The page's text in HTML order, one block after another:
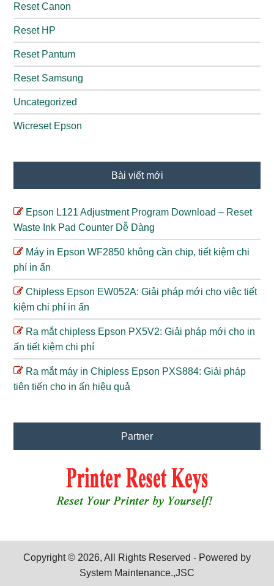
Reset Canon
Reset HP
Reset Pantum
Reset Samsung
Uncategorized
Wicreset Epson
Bài viết mới
Epson L121 Adjustment Program Download – Reset
Waste Ink Pad Counter Dễ Dàng
Máy in Epson WF2850 không cần chip, tiết kiệm chi
phí in ấn
Chipless Epson EW052A: Giải pháp mới cho việc tiết
kiệm chi phí in ấn
Ra mắt chipless Epson PX5V2: Giải pháp mới cho in
ấn tiết kiệm chi phí
Ra mắt máy in Chipless Epson PXS884: Giải pháp
tiên tiến cho in ấn hiệu quả
Partner
Copyright © 2026, All Rights Reserved - Powered by
System Maintenance.,JSC